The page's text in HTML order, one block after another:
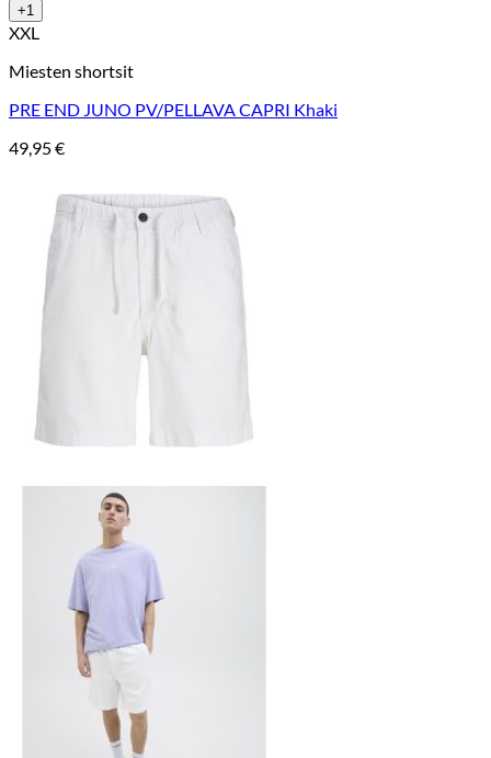
+1
XXL
Miesten shortsit
PRE END JUNO PV/PELLAVA CAPRI Khaki
49,95€